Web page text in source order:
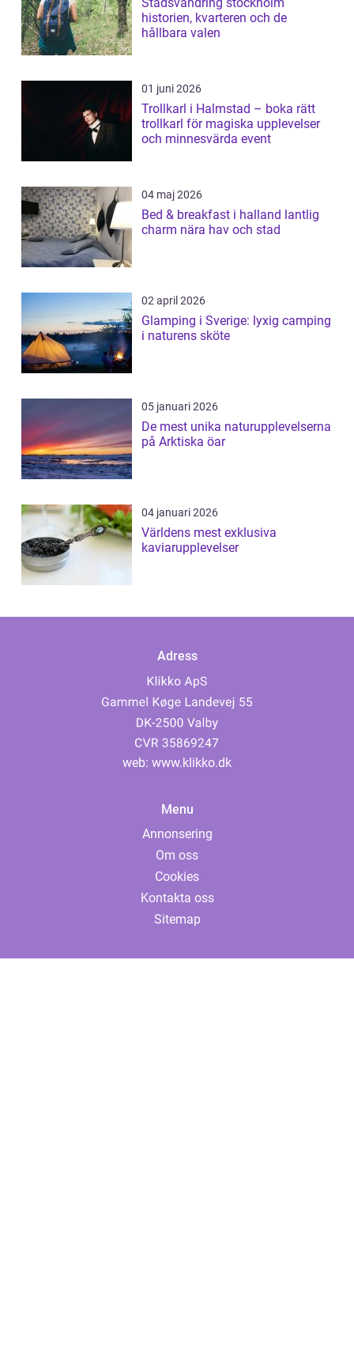
Stadsvandring stockholm
historien, kvarteren och de
hållbara valen
01 juni 2026
Trollkarl i Halmstad – boka rätt
trollkarl för magiska upplevelser
och minnesvärda event
04 maj 2026
Bed & breakfast i halland lantlig
charm nära hav och stad
02 april 2026
Glamping i Sverige: lyxig camping
i naturens sköte
05 januari 2026
De mest unika naturupplevelserna
på Arktiska öar
04 januari 2026
Världens mest exklusiva
kaviarupplevelser
Adress
web: www.klikko.dk
Menu
Annonsering
Om oss
Cookies
Kontakta oss
Sitemap